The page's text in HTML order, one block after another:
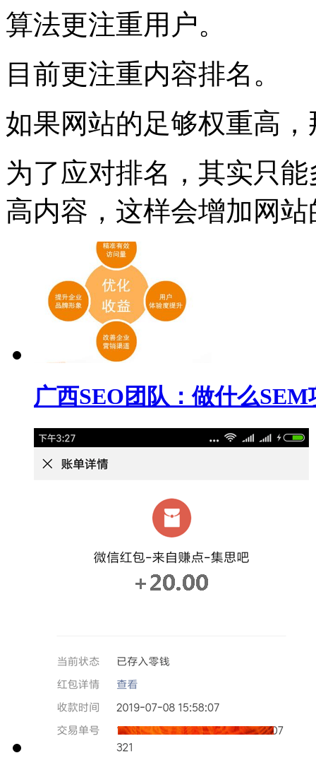
算法更注重用户。
目前更注重内容排名。
如果网站的足够权重高
为了应对排名，其实只
高内容，这样会增加网
广西SEO团队：做什么